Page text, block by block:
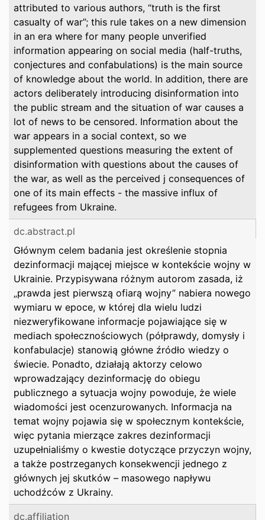
attributed to various authors, “truth is the first
casualty of war”; this rule takes on a new dimension
in an era where for many people unverified
information appearing on social media (half-truths,
conjectures and confabulations) is the main source
of knowledge about the world. In addition, there are
actors deliberately introducing disinformation into
the public stream and the situation of war causes a
lot of news to be censored. Information about the
war appears in a social context, so we
supplemented questions measuring the extent of
disinformation with questions about the causes of
the war, as well as the perceived j consequences of
one of its main effects - the massive influx of
refugees from Ukraine.
dc.abstract.pl
Głównym celem badania jest określenie stopnia
dezinformacji mającej miejsce w kontekście wojny w
Ukrainie. Przypisywana różnym autorom zasada, iż
„prawda jest pierwszą ofiarą wojny” nabiera nowego
wymiaru w epoce, w której dla wielu ludzi
niezweryfikowane informacje pojawiające się w
mediach społecznościowych (półprawdy, domysły i
konfabulacje) stanowią główne źródło wiedzy o
świecie. Ponadto, działają aktorzy celowo
wprowadzający dezinformację do obiegu
publicznego a sytuacja wojny powoduje, że wiele
wiadomości jest ocenzurowanych. Informacja na
temat wojny pojawia się w społecznym kontekście,
więc pytania mierzące zakres dezinformacji
uzupełnialiśmy o kwestie dotyczące przyczyn wojny,
a także postrzeganych konsekwencji jednego z
głównych jej skutków – masowego napływu
uchodźców z Ukrainy.
dc.affiliation